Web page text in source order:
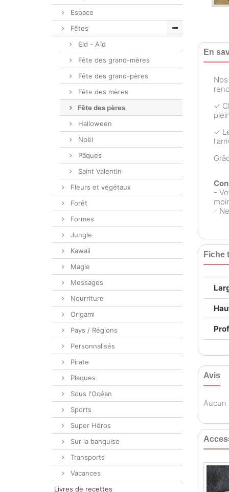
En
✓
✓
-
-
Fiche
Avis
Aucun
Espace
Fêtes
Eid - Aïd
Fête des grand-mères
Fête des grand-pères
Fête des mères
Fête des pères
Halloween
Noël
Pâques
Saint Valentin
Fleurs et végétaux
Forêt
Formes
Jungle
Kawaii
Magie
Messages
Nourriture
Origami
Pays / Régions
Personnalisés
Pirate
Plaques
Sous l'Océan
Sports
Super Héros
Sur la banquise
Transports
Vacances
Livres de recettes